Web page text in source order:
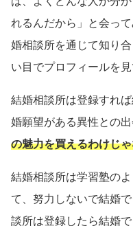
れるんだから」と会っ
婚相談所を通じて知り
い目でプロフィールを
結婚相談所は登録すれ
婚願望がある異性との
の魅力を買えるわけじ
結婚相談所は学習塾の
て、努力しないで結婚
談所は登録したら結婚